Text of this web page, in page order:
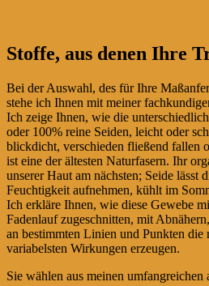
Stoffe, aus denen Ihre
Bei der Auswahl, des für Ihre
stehe ich Ihnen mit meiner
Ich zeige Ihnen, wie die
oder 100% reine Seiden, leicht oder
blickdicht, verschieden fließend fallen
ist eine der ältesten Naturfasern. Ihr
unserer Haut am nächsten; Seide lässt
Feuchtigkeit aufnehmen, kühlt im
Ich erkläre Ihnen, wie diese Gewebe
Fadenlauf zugeschnitten, mit
an bestimmten Linien und Punkten die
variabelsten Wirkungen erzeugen.
Sie wählen aus meinen umfangreichen